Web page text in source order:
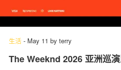
生活 - May 11 by terry
The Weeknd 2026 亚洲巡